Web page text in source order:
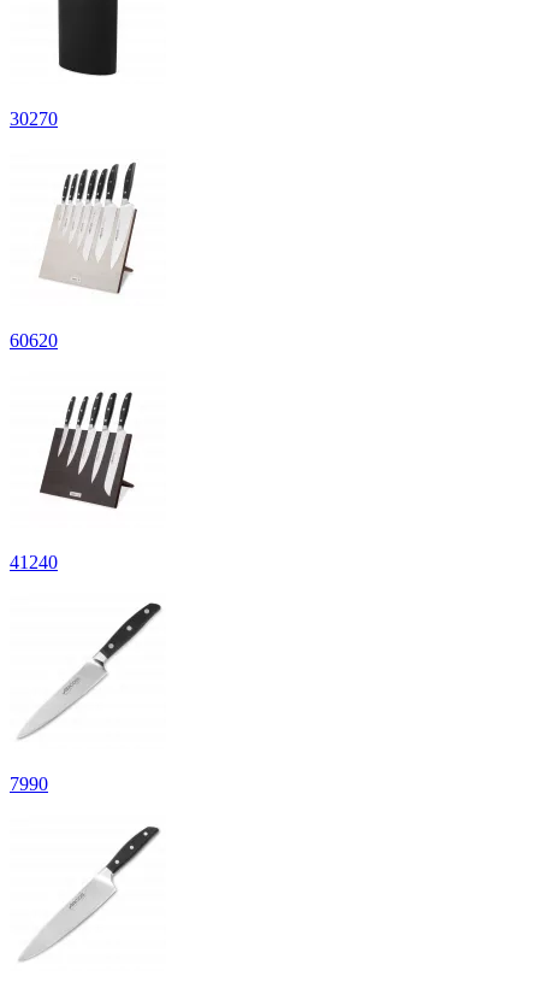
30270
60620
41 240
7990